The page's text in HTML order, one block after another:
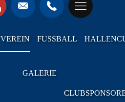
VEREIN FUSSBALL
GALERIE